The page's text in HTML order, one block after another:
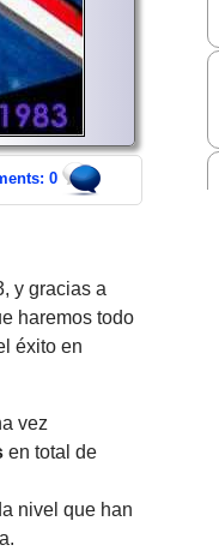
0
y gracias a
haremos todo
éxito en
vez
en total de
nivel que han